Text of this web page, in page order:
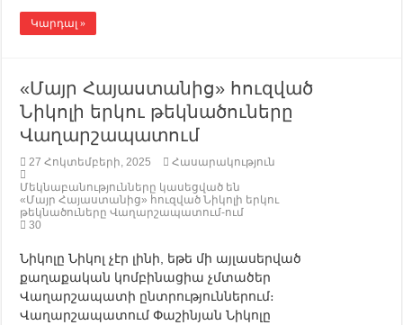
Կարդալ »
«Մայր Հայաստանից» հուզված
Նիկոլի երկու թեկնածուները
Վաղարշապատում
27 Հոկտեմբերի, 2025
Հասարակություն
Մեկնաբանությունները կասեցված են
«Մայր Հայաստանից» հուզված Նիկոլի երկու
թեկնածուները Վաղարշապատում-ում
30
Նիկոլը Նիկոլ չէր լինի, եթե մի այլասերված
քաղաքական կոմբինացիա չմտածեր
Վաղարշապատի ընտրություններում։
Վաղարշապատում Փաշինյան Նիկոլը